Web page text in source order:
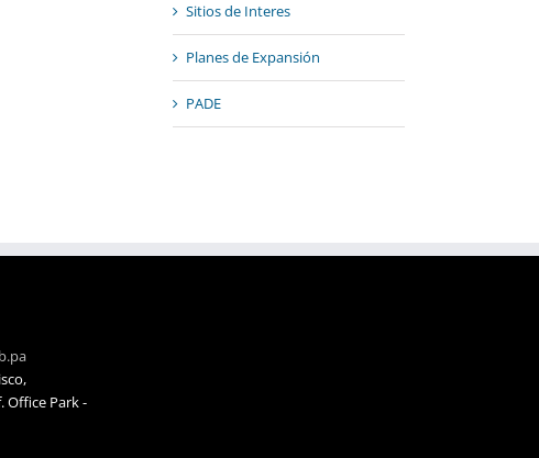
Sitios de Interes
Planes de Expansión
PADE
Office Park -